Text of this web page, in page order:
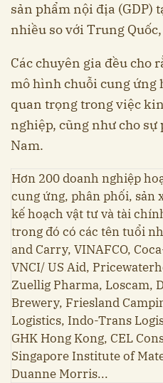
sản phẩm nội địa (GDP)
nhiều so với Trung Quốc,
Các chuyên gia đều cho
mô hình chuỗi cung ứng
quan trọng trong việc
nghiệp, cũng như cho
Nam.
Hơn 200 doanh nghiệp
cung ứng, phân phối, sản
kế hoạch vật tư và tài
trong đó có các tên tuổi
and Carry, VINAFCO,
VNCI/ US Aid,
Zuellig Pharma, Loscam,
Brewery, Friesland
Logistics, Indo-Trans
GHK Hong Kong, CEL
Singapore Institute of
Duanne Morris...